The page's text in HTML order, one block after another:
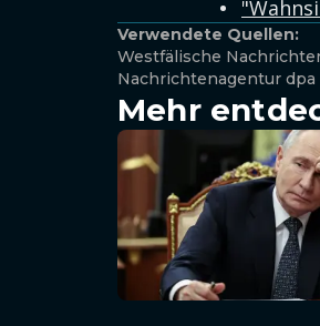
Verwendete Quellen:
Westfälische
Nachrichtenagentur dpa
Mehr